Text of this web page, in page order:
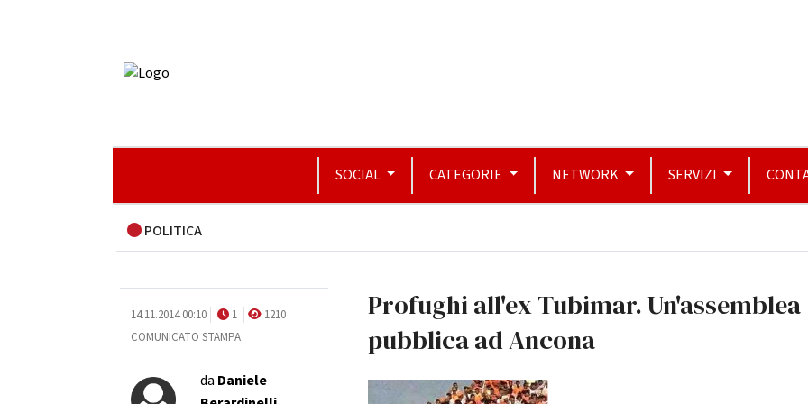
SOCIAL CATEGORIE NETWORK SERVIZI
POLITICA
14.11.2014 00:10 1
1210
COMUNICATO STAMPA
da Daniele
Profughi all'ex Tubimar. Un'assemblea
pubblica ad Ancona